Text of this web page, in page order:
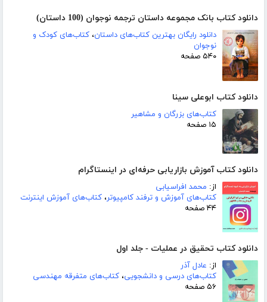
دانلود کتاب بانک مجموعه داستان ترجمه نوجوان (100 داستان)
دانلود رایگان بهترین کتاب‌های داستان، کتاب‌های کودک و
نوجوان
۵۴۰ صفحه
دانلود کتاب ابوعلی سینا
کتاب‌های بزرگان و مشاهیر
۱۵ صفحه
دانلود کتاب آموزش بازاریابی حرفه‌ای در اینستاگرام
از: محمد افراسیابی
کتاب‌های آموزش و ترفند کامپیوتر، کتاب‌های آموزش اینترنت
۴۴ صفحه
دانلود کتاب تحقیق در عملیات - جلد اول
از: عادل آذر
کتاب‌های درسی و دانشجویی، کتاب‌های متفرقه مهندسی
۵۶ صفحه